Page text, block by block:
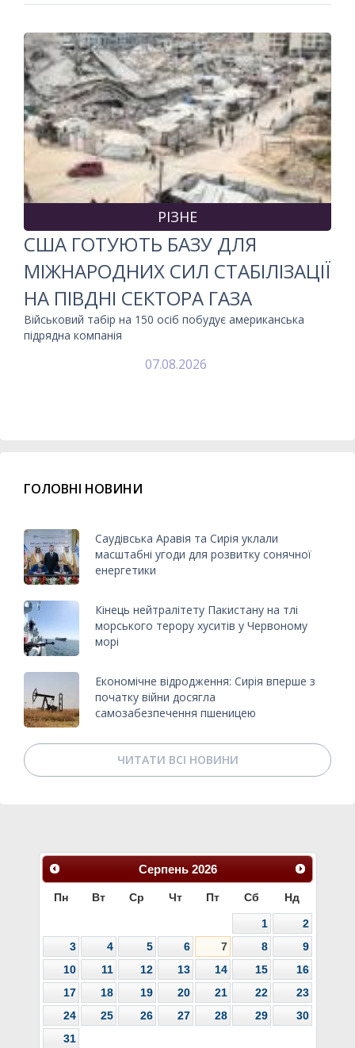
РІЗНЕ
США ГОТУЮТЬ БАЗУ ДЛЯ
МІЖНАРОДНИХ СИЛ СТАБІЛІЗАЦІЇ
НА ПІВДНІ СЕКТОРА ГАЗА
Військовий табір на 150 осіб побудує американська
підрядна компанія
07.08.2026
ГОЛОВНІ НОВИНИ
Саудівська Аравія та Сирія уклали
масштабні угоди для розвитку сонячної
енергетики
Кінець нейтралітету Пакистану на тлі
морського терору хуситів у Червоному
морі
Економічне відродження: Сирія вперше з
початку війни досягла
самозабезпечення пшеницею
ЧИТАТИ ВСІ НОВИНИ
Серпень 2026
Пн Вт Ср Чт Пт Сб Нд
1
2
3
4 5 6 7 8
9
10
11 12 13 14 15
16
17
18 19 20 21 22
23
24
25 26 27 28 29
30
31